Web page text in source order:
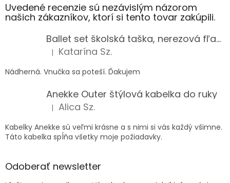
Uvedené recenzie sú nezávislým názorom
našich zákazníkov, ktorí si tento tovar zakúpili.
Ballet set školská taška, nerezová fľaša a plný peračník s motívom baletky pre dievča
Hodnotenie produktu je 5 z 5 hviezdičiek.
| Katarína Sz.
Nádherná. Vnučka sa poteší. Ďakujem
Anekke Outer štýlová kabelka do ruky
Hodnotenie produktu je 5 z 5 hviezdičiek.
| Alica Sz.
Kabelky Anekke sú veľmi krásne a s nimi si vás každý všimne.
Táto kabelka spĺňa všetky moje požiadavky.
Odoberať newsletter